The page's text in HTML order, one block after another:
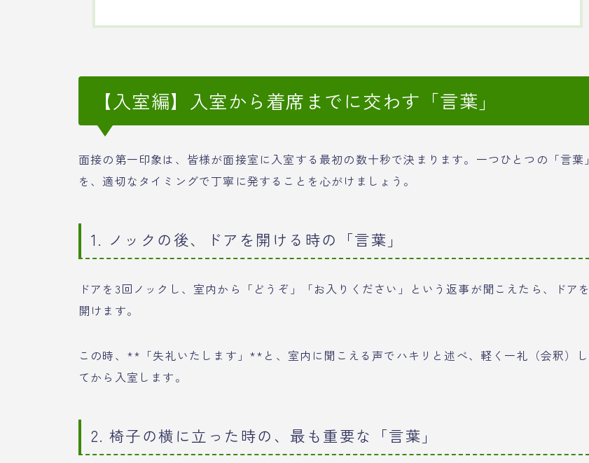
【入室編】入室から着席までに交わす「言葉」
面接の第一印象は、皆様が面接室に入室する最初の数十秒で決まります。一つひとつの「言葉」
を、適切なタイミングで丁寧に発することを心がけましょう。
1. ノックの後、ドアを開ける時の「言葉」
ドアを3回ノックし、室内から「どうぞ」「お入りください」という返事が聞こえたら、ドアを
開けます。
この時、**「失礼いたします」**と、室内に聞こえる声でハキリと述べ、軽く一礼（会釈）し
てから入室します。
2. 椅子の横に立った時の、最も重要な「言葉」